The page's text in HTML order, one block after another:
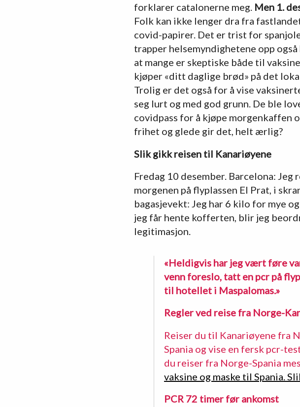
forklarer catalonerne meg. Men 1.
Folk kan ikke lenger dra fra
covid-papirer. Det er trist for
trapper helsemyndighetene opp
at mange er skeptiske både til
kjøper «ditt daglige brød» på det
Trolig er det også for å vise
seg lurt og med god grunn. De ble
covidpass for å kjøpe morgenkaffen
frihet og glede gir det, helt ærlig?
Slik gikk reisen til Kanariøyene
Fredag 10 desember. Barcelona:
morgenen på flyplassen El Prat, i
bagasjevekt: Jeg har 6 kilo for mye
jeg får hente kofferten, blir jeg
legitimasjon.
«Heldigvis har jeg vært føre
venn foreslo, tatt en pcr på
til hotellet i Maspalomas.»
Regler ved reise fra Norge-
Reiser du til Kanariøyene fra
Spania og vise en fersk pcr-
du reiser fra Norge-Spania
vaksine og maske til Spania.
PCR 72 timer før ankomst